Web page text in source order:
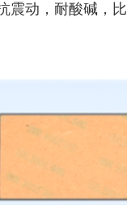
震动，耐酸碱，